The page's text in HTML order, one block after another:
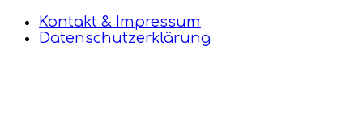
Kontakt & Impressum
Datenschutzerklärung